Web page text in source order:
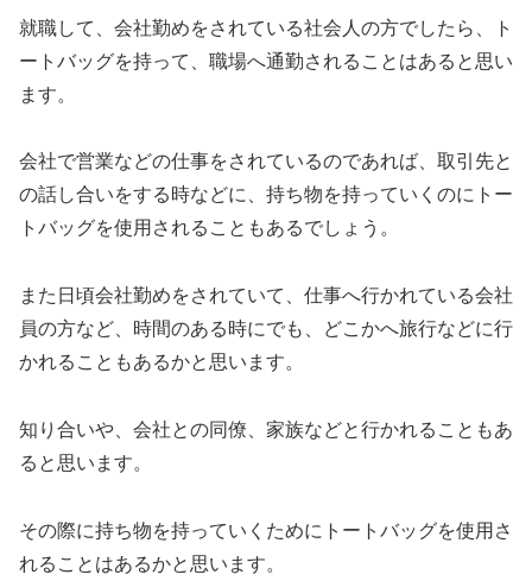
就職して、会社勤めをされている社会人の方でしたら、ト
ートバッグを持って、職場へ通勤されることはあると思い
ます。
会社で営業などの仕事をされているのであれば、取引先と
の話し合いをする時などに、持ち物を持っていくのにトー
トバッグを使用されることもあるでしょう。
また日頃会社勤めをされていて、仕事へ行かれている会社
員の方など、時間のある時にでも、どこかへ旅行などに行
かれることもあるかと思います。
知り合いや、会社との同僚、家族などと行かれることもあ
ると思います。
その際に持ち物を持っていくためにトートバッグを使用さ
れることはあるかと思います。